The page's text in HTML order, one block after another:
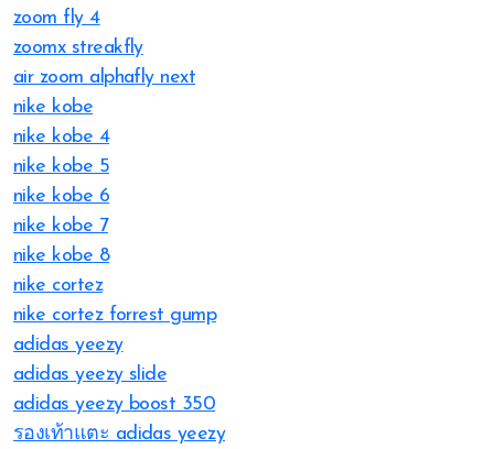
zoom fly 4
zoomx streakfly
air zoom alphafly next
nike kobe
nike kobe 4
nike kobe 5
nike kobe 6
nike kobe 7
nike kobe 8
nike cortez
nike cortez forrest gump
adidas yeezy
adidas yeezy slide
adidas yeezy boost 350
รองเท้าแตะ adidas yeezy